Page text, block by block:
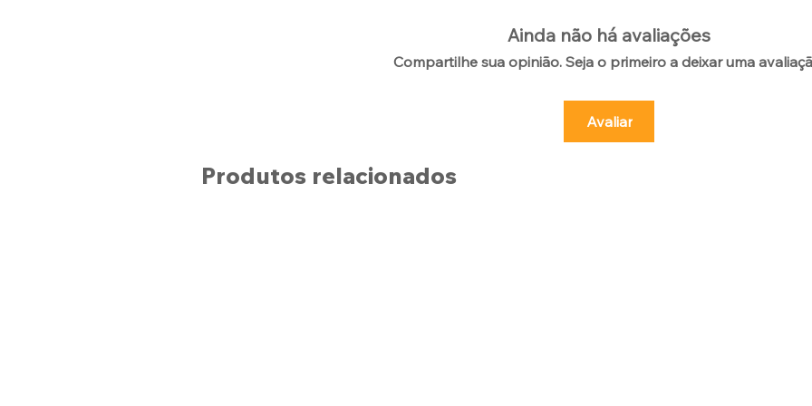
Ainda não há avaliações
Compartilhe sua opinião. Seja o primeiro a deixar uma
Avaliar
Produtos relacionados